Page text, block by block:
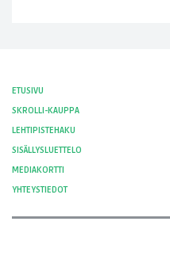
ETUSIVU
SKROLLI-KAUPPA
LEHTIPISTEHAKU
SISÄLLYSLUETTELO
MEDIAKORTTI
YHTEYSTIEDOT